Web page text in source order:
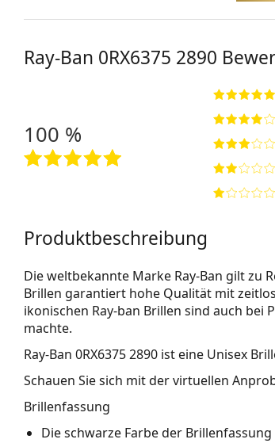
Ray-Ban 0RX6375 2890
100 %
Produktbeschreibung
Die weltbekannte Marke Ray-Ban gilt zu
Brillen garantiert hohe Qualität mit
ikonischen Ray-ban Brillen sind auch
machte.
Ray-Ban 0RX6375 2890 ist eine Unisex
Schauen Sie sich mit der virtuellen
Brillenfassung
Die schwarze Farbe der